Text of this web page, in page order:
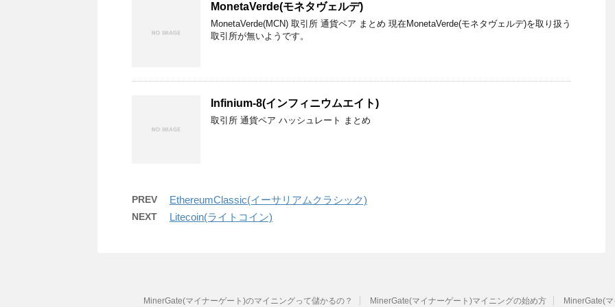
MonetaVerde(モネタヴェルデ)
MonetaVerde(MCN) 取引所 通貨ペア まとめ 現在MonetaVerde(モネタヴェルデ)を取り扱う
取引所が無いようです。
Infinium-8(インフィニウムエイト)
取引所 通貨ペア ハッシュレート まとめ
PREV EthereumClassic(イーサリアムクラシック)
NEXT Litecoin(ライトコイン)
MinerGate(マイナーゲート)のマイニングって儲かるの？ MinerGate(マイナーゲート)マイニングの始め方 MinerGate(